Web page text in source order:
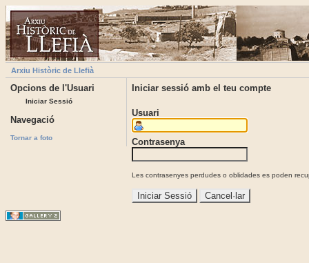
Arxiu Històric de Llefià
Opcions de l'Usuari
Iniciar Sessió
Navegació
Tornar a foto
Iniciar sessió amb el teu compte
Usuari
Contrasenya
Les contrasenyes perdudes o oblidades es poden